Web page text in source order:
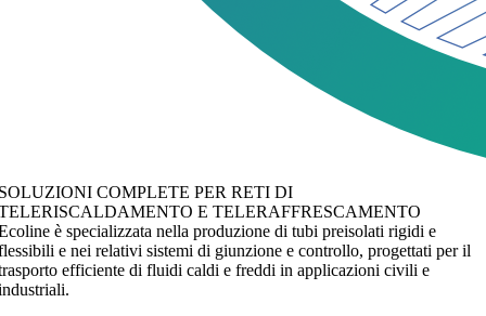
COMPLETE PER RETI DI
E TELERAFFRESCAMENTO
è specializzata nella produzione di tubi preisolati rigidi e
e nei relativi sistemi di giunzione e controllo, progettati per il
efficiente di fluidi caldi e freddi in applicazioni civili e